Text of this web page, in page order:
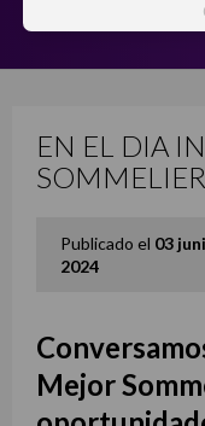
EN EL DIA
SOMMELIER
Publicado el 03
2024
Mejor